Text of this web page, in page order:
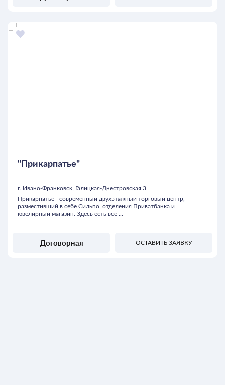
"Прикарпатье"
г. Ивано-Франковск, Галицкая-Днестровская 3
Прикарпатье - современный двухэтажный торговый центр,
разместивший в себе Сильпо, отделения Приватбанка и
ювелирный магазин. Здесь есть все ...
Договорная ОСТАВИТЬ ЗАЯВКУ